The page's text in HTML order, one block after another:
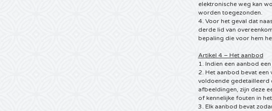
elektronische weg kan
worden toegezonden.
4. Voor het geval dat
derde lid van
bepaling die voor hem
Artikel 4 – Het aanbod
1. Indien een aanbod
2. Het aanbod bevat
voldoende gedetailleerd
afbeeldingen, zijn deze
of kennelijke fouten in
3. Elk aanbod bevat